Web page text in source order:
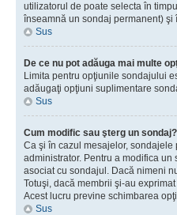
utilizatorul de poate selecta în
înseamnă un sondaj permanent)
Sus
De ce nu pot adăuga mai multe
Limita pentru opţiunile sondajului
adăugaţi opţiuni suplimentare
Sus
Cum modific sau şterg un sondaj?
Ca şi în cazul mesajelor,
administrator. Pentru a modifica
asociat cu sondajul. Dacă nimeni
Totuşi, dacă membrii şi-au
Acest lucru previne schimbarea
Sus